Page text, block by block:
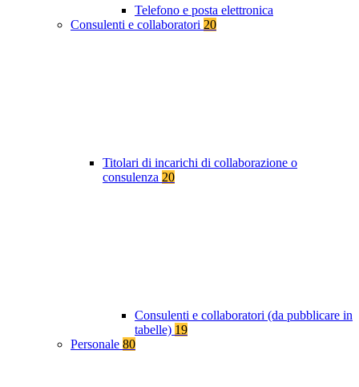
Telefono e posta elettronica
Consulenti e collaboratori 20
Titolari di incarichi di collaborazione o
consulenza 20
Consulenti e collaboratori (da pubblicare in
tabelle) 19
Personale 80